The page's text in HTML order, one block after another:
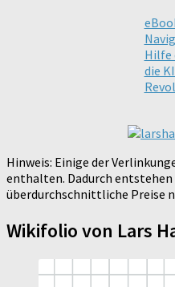
Hilfe
die
Hinweis: Einige der
enthalten. Dadurch
überdurchschnittliche Preise
Wikifolio von Lars